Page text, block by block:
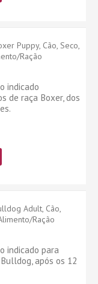
Puppy, Cão, Seco,
Ração
indicado
de raça Boxer, dos
Adult, Cão,
Ração
indicado para
após os 12